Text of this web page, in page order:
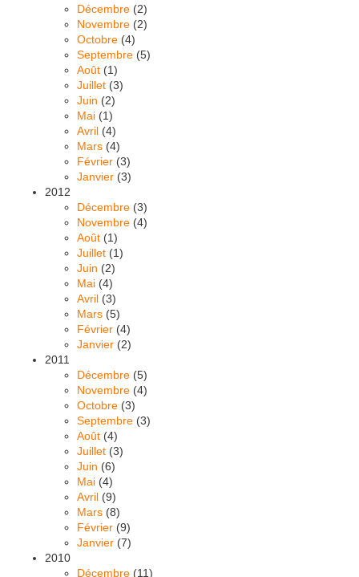
Décembre (2)
Novembre (2)
Octobre (4)
Septembre (5)
Août (1)
Juillet (3)
Juin (2)
Mai (1)
Avril (4)
Mars (4)
Février (3)
Janvier (3)
2012
Décembre (3)
Novembre (4)
Août (1)
Juillet (1)
Juin (2)
Mai (4)
Avril (3)
Mars (5)
Février (4)
Janvier (2)
2011
Décembre (5)
Novembre (4)
Octobre (3)
Septembre (3)
Août (4)
Juillet (3)
Juin (6)
Mai (4)
Avril (9)
Mars (8)
Février (9)
Janvier (7)
2010
Décembre (11)